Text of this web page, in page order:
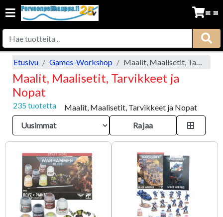
Etusivu Games-Workshop Maalit, Maalisetit, Tarvikkeet ja Nopat
Maalit, Maalisetit, Tarvikkeet ja
Nopat
235 tuotetta
Maalit, Maalisetit, Tarvikkeet ja Nopat
Rajaa